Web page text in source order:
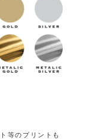
等のプリントも